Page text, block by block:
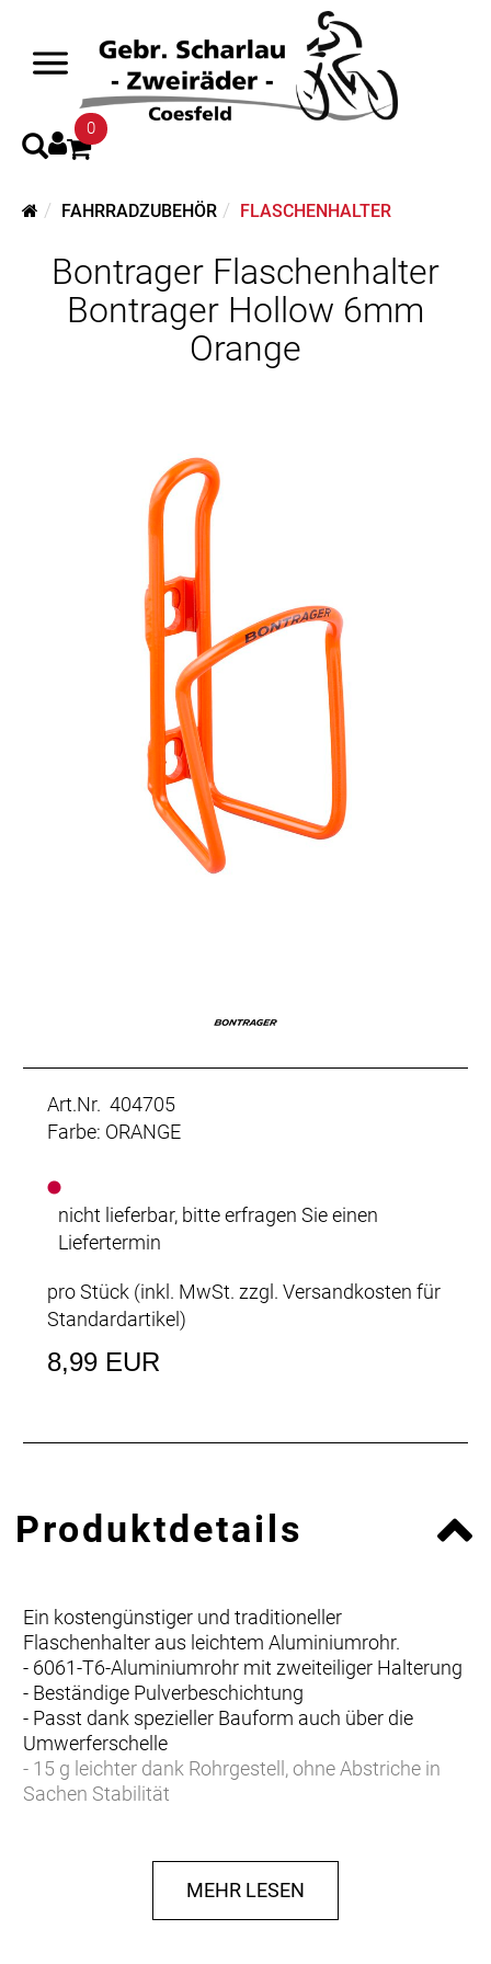
0
FAHRRADZUBEHÖR FLASCHENHALTER
Bontrager Flaschenhalter
Bontrager Hollow 6mm
Orange
Art.Nr. 404705
Farbe: ORANGE
nicht lieferbar, bitte erfragen Sie einen
Liefertermin
pro Stück (inkl. MwSt. zzgl. Versandkosten für
Standardartikel)
8,99 EUR
Produktdetails
Ein kostengünstiger und traditioneller
Flaschenhalter aus leichtem Aluminiumrohr.
- 6061-T6-Aluminiumrohr mit zweiteiliger Halterung
- Beständige Pulverbeschichtung
- Passt dank spezieller Bauform auch über die
Umwerferschelle
- 15 g leichter dank Rohrgestell, ohne Abstriche in
Sachen Stabilität
MEHR LESEN